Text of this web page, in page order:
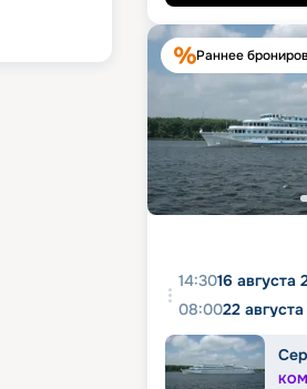
Раннее
14:3016 августа
08:0022